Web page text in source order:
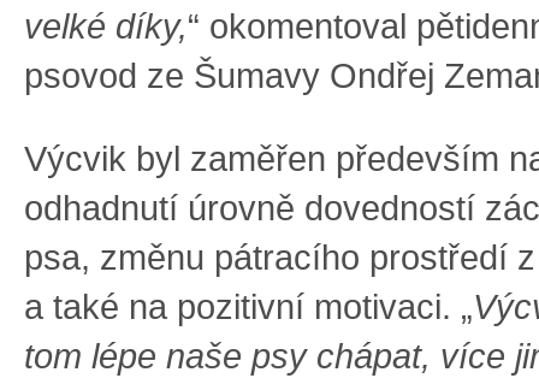
velké díky,“ okomentoval
psovod ze Šumavy Ondřej
Výcvik byl zaměřen především
odhadnutí úrovně dovedností
psa, změnu pátracího prostředí
a také na pozitivní motivaci. „
tom lépe naše psy chápat, více